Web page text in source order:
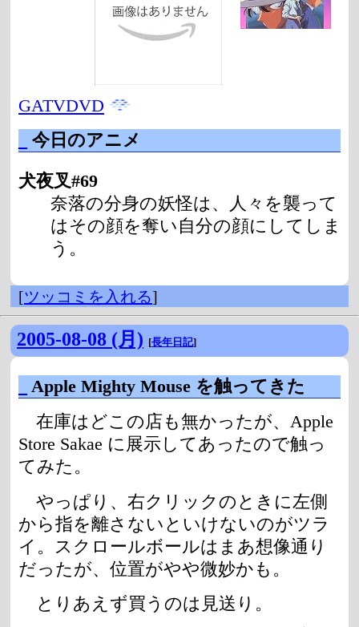
GATVDVD
今日のアニメ
犬夜叉#69
奈落の分身の妖怪は、人々を襲って
はその顔を奪い自分の顔にしてしま
う。
[ツッコミを入れる]
2005-08-08 (月) [長年日記]
Apple Mighty Mouse を触ってきた
在庫はどこの店も無かったが、Apple
Store Sakae に展示してあったので触っ
てみた。
やっぱり、右クリックのときに左側
から指を離さないといけないのがツラ
イ。スクロールボールはまあ想像通り
だったが、位置がやや微妙かも。
とりあえず買うのは見送り。